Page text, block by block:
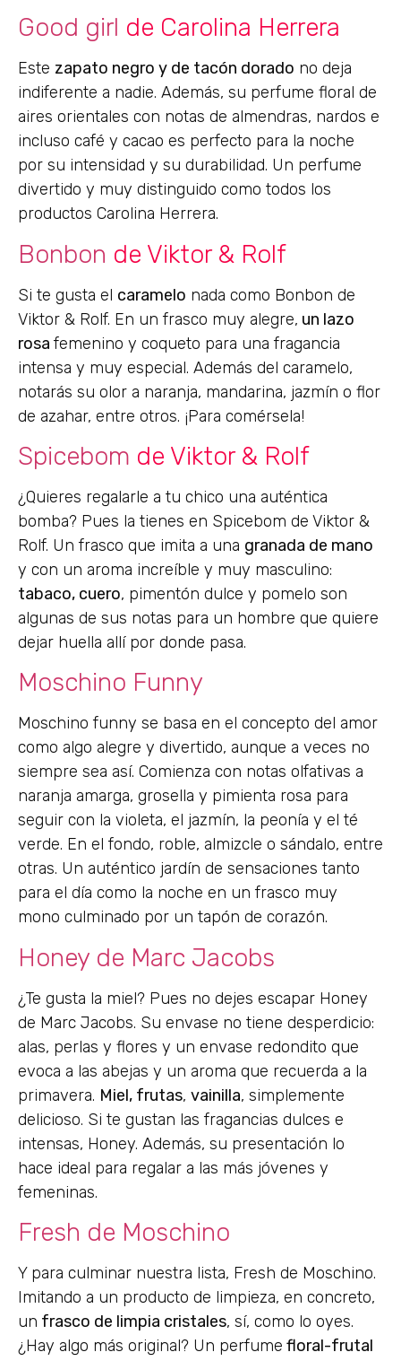
Good girl de Carolina Herrera
Este zapato negro y de tacón dorado no deja
indiferente a nadie. Además, su perfume floral de
aires orientales con notas de almendras, nardos e
incluso café y cacao es perfecto para la noche
por su intensidad y su durabilidad. Un perfume
divertido y muy distinguido como todos los
productos Carolina Herrera.
Bonbon de Viktor & Rolf
Si te gusta el caramelo nada como Bonbon de
Viktor & Rolf. En un frasco muy alegre, un lazo
rosa femenino y coqueto para una fragancia
intensa y muy especial. Además del caramelo,
notarás su olor a naranja, mandarina, jazmín o flor
de azahar, entre otros. ¡Para comérsela!
Spicebom de Viktor & Rolf
¿Quieres regalarle a tu chico una auténtica
bomba? Pues la tienes en Spicebom de Viktor &
Rolf. Un frasco que imita a una granada de mano
y con un aroma increíble y muy masculino:
tabaco, cuero, pimentón dulce y pomelo son
algunas de sus notas para un hombre que quiere
dejar huella allí por donde pasa.
Moschino Funny
Moschino funny se basa en el concepto del amor
como algo alegre y divertido, aunque a veces no
siempre sea así. Comienza con notas olfativas a
naranja amarga, grosella y pimienta rosa para
seguir con la violeta, el jazmín, la peonía y el té
verde. En el fondo, roble, almizcle o sándalo, entre
otras. Un auténtico jardín de sensaciones tanto
para el día como la noche en un frasco muy
mono culminado por un tapón de corazón.
Honey de Marc Jacobs
¿Te gusta la miel? Pues no dejes escapar Honey
de Marc Jacobs. Su envase no tiene desperdicio:
alas, perlas y flores y un envase redondito que
evoca a las abejas y un aroma que recuerda a la
primavera. Miel, frutas, vainilla, simplemente
delicioso. Si te gustan las fragancias dulces e
intensas, Honey. Además, su presentación lo
hace ideal para regalar a las más jóvenes y
femeninas.
Fresh de Moschino
Y para culminar nuestra lista, Fresh de Moschino.
Imitando a un producto de limpieza, en concreto,
un frasco de limpia cristales, sí, como lo oyes.
¿Hay algo más original? Un perfume floral-frutal